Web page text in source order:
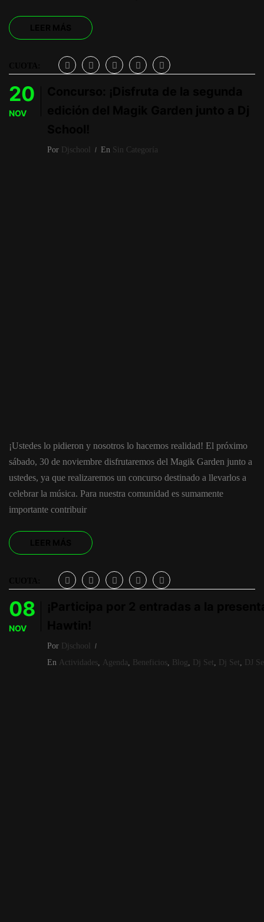
20
NOV
Por Djschool En Sin Categoría
¡Ustedes lo pidieron y nosotros lo hacemos realidad! El próximo
sábado, 30 de noviembre disfrutaremos del Magik Garden junto a
ustedes, ya que realizaremos un concurso destinado a llevarlos a
celebrar la música. Para nuestra comunidad es sumamente
importante contribuir
08
NOV
Por
Djschool
En Actividades, Agenda, Beneficios, Blog, Dj Set, Dj Set, DJ